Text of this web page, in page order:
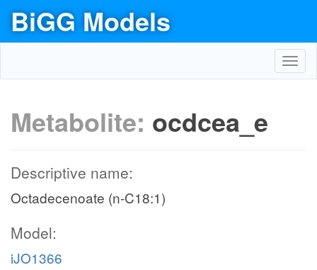
BiGG Models
Metabolite: ocdcea_e
Descriptive name:
Octadecenoate (n-C18:1)
Model:
iJO1366